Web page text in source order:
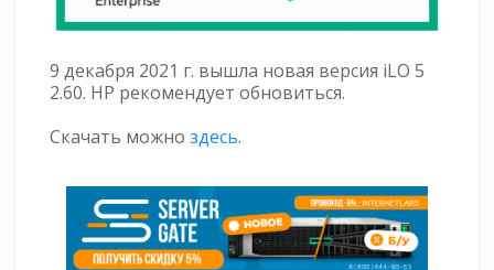
9 декабря 2021 г. вышла новая версия iLO 5
2.60. HP рекомендует обновиться.
Скачать можно здесь.